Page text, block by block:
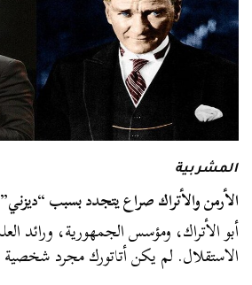
المشربية
الأرمن والأتراك صراع يتجدد بسبب
أبو الأتراك، ومؤسس الجمهورية، ورائد
الاستقلال. لم يكن أتاتورك مجرد